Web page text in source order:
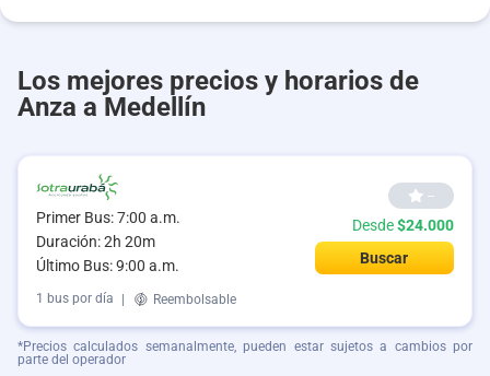
Los mejores precios y horarios de
Anza a Medellín
Primer Bus: 7:00 a.m.
Duración: 2h 20m
Último Bus: 9:00 a.m.
--
Desde$24.000
Buscar
1 bus por día | Reembolsable
*Precios calculados semanalmente, pueden estar sujetos a cambios por
parte del operador